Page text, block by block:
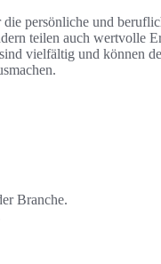
persönliche und
teilen auch wertvolle
vielfältig und können
Branche.